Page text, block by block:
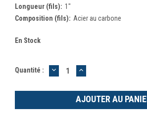
Longueur (fils): 1"
Composition (fils): Acier au carbone
En Stock
Quantité : DIMINUER
LA
:
AUGMENTER
LA
: